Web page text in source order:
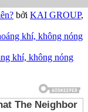
bởi KAI GROUP,
khí, không nóng